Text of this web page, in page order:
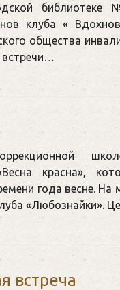
библиотеке
клуба «
общества
красна»,
года весне. На
«Любознайки».
встреча
Клегг, Д.
Москва,
Представьте